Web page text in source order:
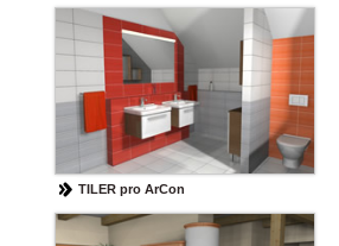
TILER pro ArCon